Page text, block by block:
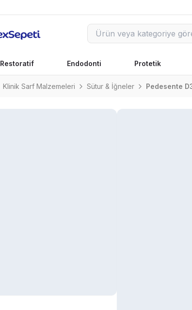
Restoratif Endodonti Protetik
Klinik Sarf Malzemeleri Sütur & İğneler